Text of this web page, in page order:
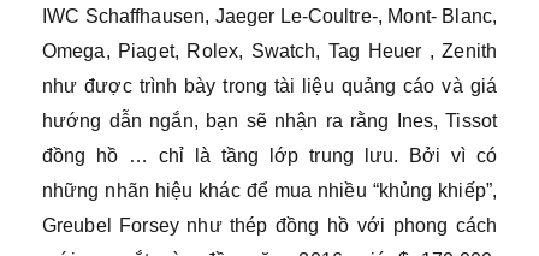
IWC Schaffhausen, Jaeger Le-Coultre-, Mont- Blanc,
Omega, Piaget, Rolex, Swatch, Tag Heuer , Zenith
như được trình bày trong tài liệu quảng cáo và giá
hướng dẫn ngắn, bạn sẽ nhận ra rằng Ines, Tissot
đồng hồ … chỉ là tầng lớp trung lưu. Bởi vì có
những nhãn hiệu khác để mua nhiều “khủng khiếp”,
Greubel Forsey như thép đồng hồ với phong cách